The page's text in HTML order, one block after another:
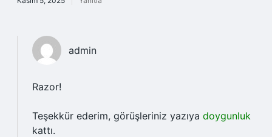
admin
Razor!
Teşekkür ederim, görüşleriniz yazıya doygunluk
kattı.